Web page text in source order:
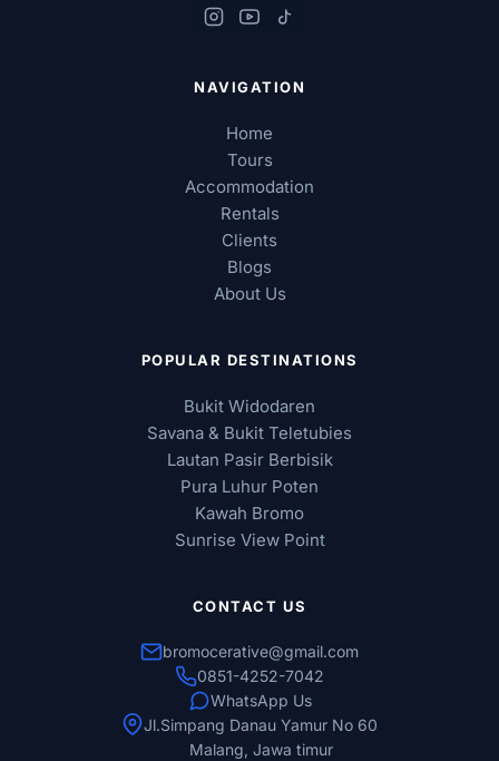
NAVIGATION
Home
Tours
Accommodation
Rentals
Clients
Blogs
About Us
POPULAR DESTINATIONS
Bukit Widodaren
Savana & Bukit Teletubies
Lautan Pasir Berbisik
Pura Luhur Poten
Kawah Bromo
Sunrise View Point
CONTACT US
bromocerative@gmail.com
0851-4252-7042
WhatsApp Us
Jl.Simpang Danau Yamur No 60
Malang, Jawa timur